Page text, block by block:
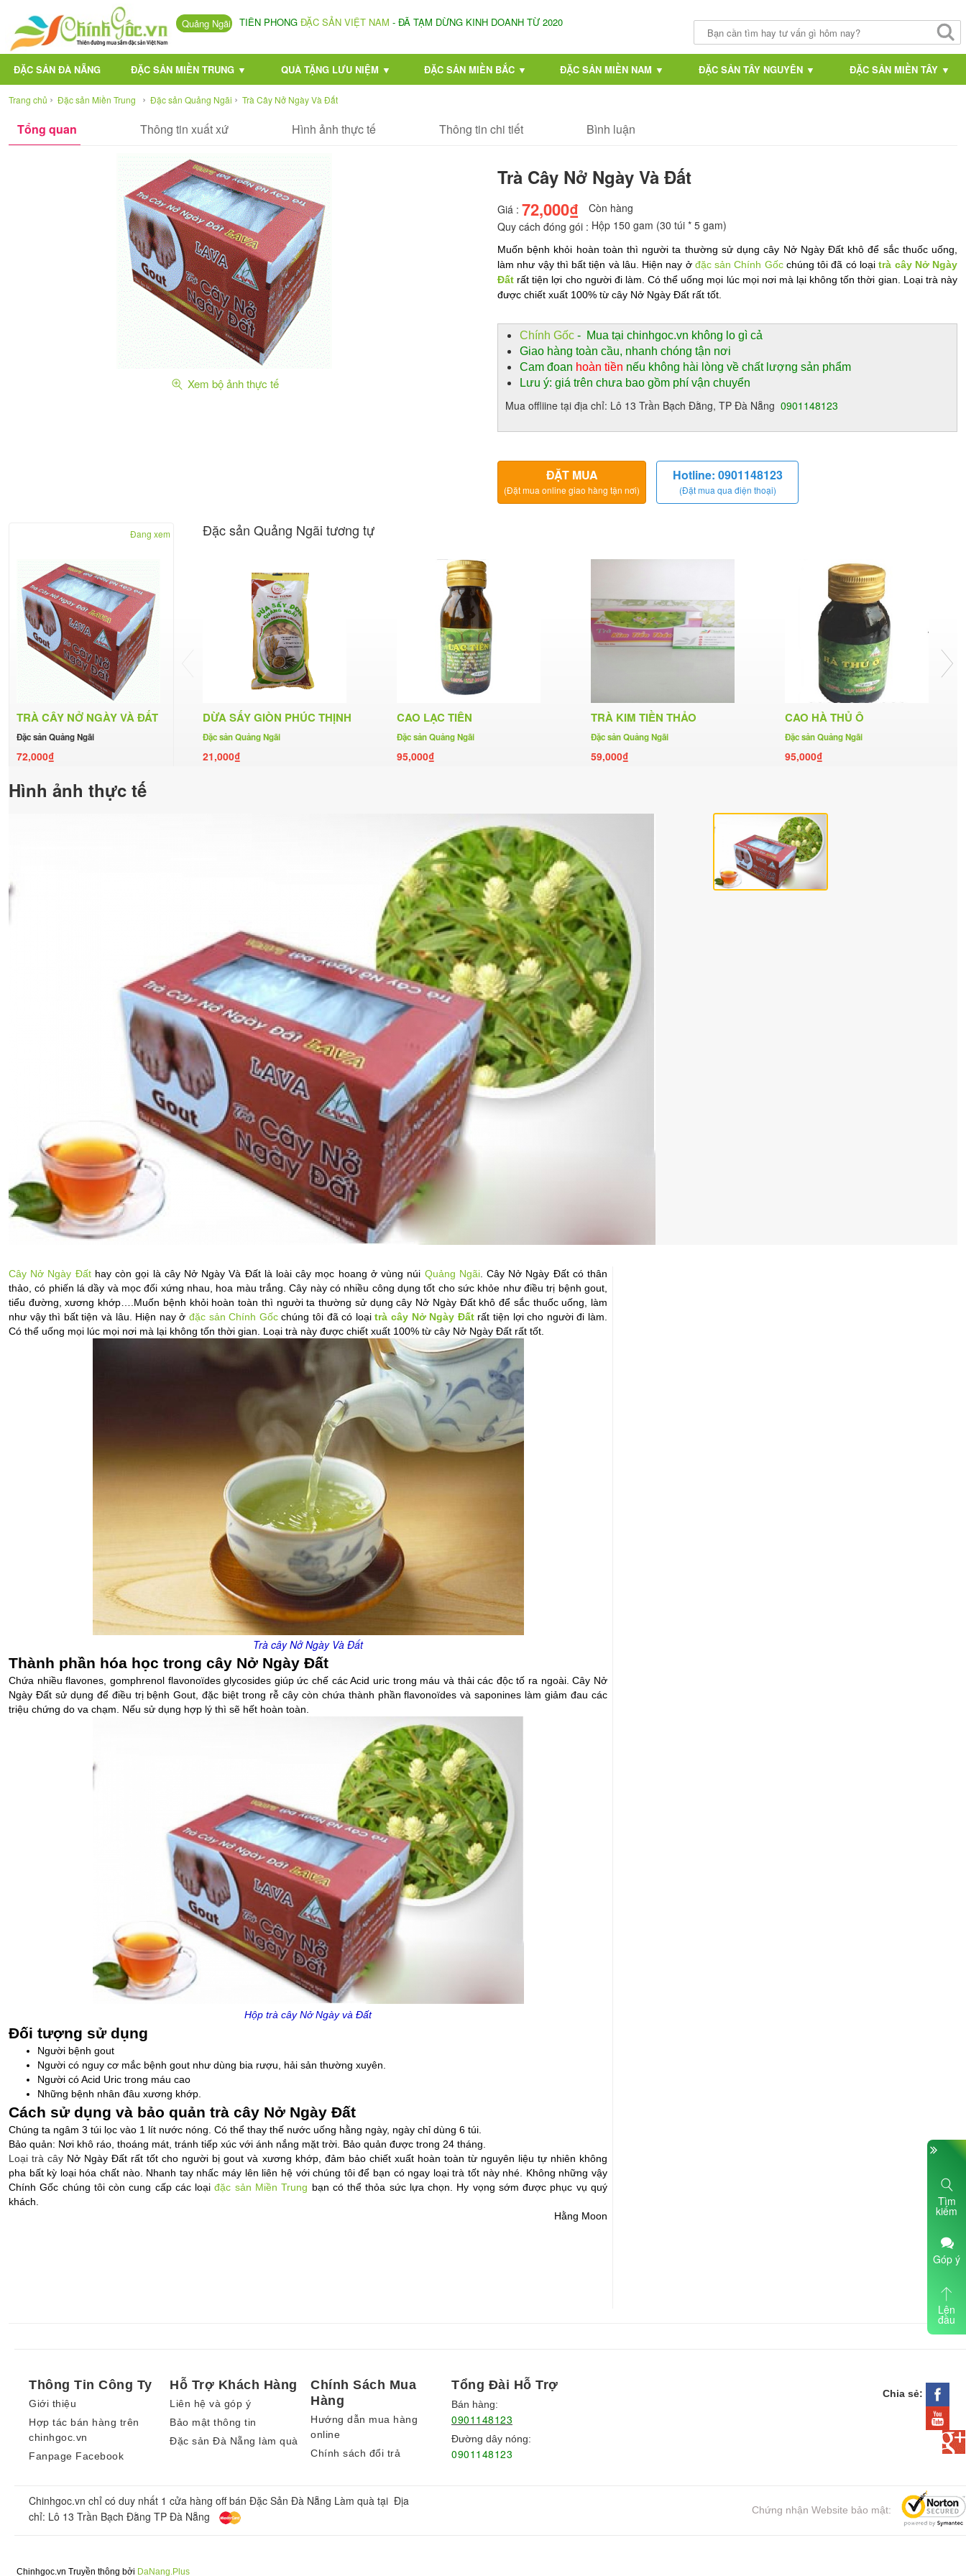
Quảng Ngãi TIÊN PHONGĐẶC SẢN VIỆT NAM - ĐÃ TẠM DỪNG KINH DOANH TỪ 2020
ĐẶC SẢN ĐÀ NẴNG ĐẶC SẢN MIỀN TRUNG ▼ QUÀ TẶNG LƯU NIỆM ▼ ĐẶC SẢN MIỀN BẮC ▼ ĐẶC SẢN MIỀN NAM ▼ ĐẶC SẢN TÂY NGUYÊN ▼ ĐẶC SẢN MIỀN TÂY ▼
Trang chủ › Đặc sản Miền Trung › Đặc sản Quảng Ngãi › Trà Cây Nở Ngày Và Đất
Tổng quan Thông tin xuất xứ Hình ảnh thực tế Thông tin chi tiết Bình luận
Xem bộ ảnh thực tế
Trà Cây Nở Ngày Và Đất
Giá : 72,000₫
Còn hàng
Quy cách đóng gói : Hộp 150 gam (30 túi * 5 gam)
Muốn bệnh khỏi hoàn toàn thì người ta thường sử dụng cây Nở Ngày Đất khô để sắc thuốc uống,
làm như vậy thì bất tiện và lâu. Hiện nay ở đặc sản Chính Gốc chúng tôi đã có loại trà cây Nở Ngày
Đất rất tiện lợi cho người đi làm. Có thể uống mọi lúc mọi nơi mà lại không tốn thời gian. Loại trà này
được chiết xuất 100% từ cây Nở Ngày Đất rất tốt.
Chính Gốc - Mua tại chinhgoc.vn không lo gì cả
Giao hàng toàn cầu, nhanh chóng tận nơi
Cam đoan hoàn tiền nếu không hài lòng về chất lượng sản phẩm
Lưu ý: giá trên chưa bao gồm phí vận chuyển
Mua offliine tại địa chỉ: Lô 13 Trần Bạch Đằng, TP Đà Nẵng 0901148123
ĐẶT MUA
(Đặt mua online giao hàng tận nơi)
Hotline: 0901148123
(Đặt mua qua điện thoại)
Đang xem
TRÀ CÂY NỞ NGÀY VÀ ĐẤT
Đặc sản Quảng Ngãi
72,000₫
Đặc sản Quảng Ngãi tương tự
DỪA SẤY GIÒN PHÚC THỊNH
Đặc sản Quảng Ngãi
21,000₫
CAO LẠC TIÊN
Đặc sản Quảng Ngãi
95,000₫
TRÀ KIM TIỀN THẢO
Đặc sản Quảng Ngãi
59,000₫
CAO HÀ THỦ Ô
Đặc sản Quảng Ngãi
95,000₫
Hình ảnh thực tế
Cây Nở Ngày Đất hay còn gọi là cây Nở Ngày Và Đất là loài cây mọc hoang ở vùng núi Quảng Ngãi. Cây Nở Ngày Đất có thân
thảo, có phiến lá dầy và mọc đối xứng nhau, hoa màu trắng. Cây này có nhiều công dụng tốt cho sức khỏe như điều trị bệnh gout,
tiểu đường, xương khớp….Muốn bệnh khỏi hoàn toàn thì người ta thường sử dụng cây Nở Ngày Đất khô để sắc thuốc uống, làm
như vậy thì bất tiện và lâu. Hiện nay ở đặc sản Chính Gốc chúng tôi đã có loại trà cây Nở Ngày Đất rất tiện lợi cho người đi làm.
Có thể uống mọi lúc mọi nơi mà lại không tốn thời gian. Loại trà này được chiết xuất 100% từ cây Nở Ngày Đất rất tốt.
Trà cây Nở Ngày Và Đất
Thành phần hóa học trong cây Nở Ngày Đất
Chứa nhiều flavones, gomphrenol flavonoïdes glycosides giúp ức chế các Acid uric trong máu và thải các độc tố ra ngoài. Cây Nở
Ngày Đất sử dụng để điều trị bệnh Gout, đặc biệt trong rễ cây còn chứa thành phần flavonoïdes và saponines làm giảm đau các
triệu chứng do va chạm. Nếu sử dụng hợp lý thì sẽ hết hoàn toàn.
Hộp trà cây Nở Ngày và Đất
Đối tượng sử dụng
Người bệnh gout
Người có nguy cơ mắc bệnh gout như dùng bia rượu, hải sản thường xuyên.
Người có Acid Uric trong máu cao
Những bệnh nhân đâu xương khớp.
Cách sử dụng và bảo quản trà cây Nở Ngày Đất
Chúng ta ngâm 3 túi lọc vào 1 lít nước nóng. Có thể thay thế nước uống hằng ngày, ngày chỉ dùng 6 túi.
Bảo quản: Nơi khô ráo, thoáng mát, tránh tiếp xúc với ánh nắng mặt trời. Bảo quản được trong 24 tháng.
Loại trà cây Nở Ngày Đất rất tốt cho người bị gout và xương khớp, đảm bảo chiết xuất hoàn toàn từ nguyên liệu tự nhiên không
pha bất kỳ loại hóa chất nào. Nhanh tay nhấc máy lên liên hệ với chúng tôi để bạn có ngay loại trà tốt này nhé. Không những vậy
Chính Gốc chúng tôi còn cung cấp các loại đặc sản Miền Trung bạn có thể thỏa sức lựa chọn. Hy vọng sớm được phục vụ quý
khách.
Hằng Moon
Thông Tin Công Ty
Giới thiệu
Hợp tác bán hàng trên
chinhgoc.vn
Fanpage Facebook
Hỗ Trợ Khách Hàng
Liên hệ và góp ý
Bảo mật thông tin
Đặc sản Đà Nẵng làm quà
Chính Sách Mua
Hàng
Hướng dẫn mua hàng
online
Chính sách đổi trả
Tổng Đài Hỗ Trợ
Bán hàng:
0901148123
Đường dây nóng:
0901148123
Chia sẻ:
Chinhgoc.vn chỉ có duy nhất 1 cửa hàng off bán Đặc Sản Đà Nẵng Làm quà tại Địa
chỉ: Lô 13 Trần Bạch Đằng TP Đà Nẵng
Chứng nhận Website bảo mật:
Chinhgoc.vn Truyền thông bởi DaNang.Plus
Tìm
kiếm
Góp ý
Lên
đầu